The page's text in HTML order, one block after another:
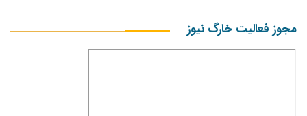
مجوز فعالیت خارگ نیوز